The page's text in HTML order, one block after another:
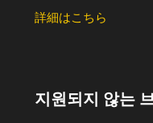
詳細はこちら
지원되지 않는